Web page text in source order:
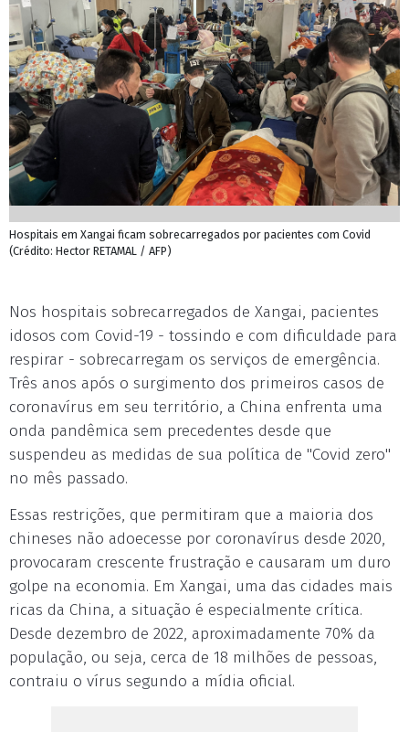
Hospitais em Xangai ficam sobrecarregados por pacientes com Covid
(Crédito: Hector RETAMAL / AFP)
Nos hospitais sobrecarregados de Xangai, pacientes
idosos com Covid-19 - tossindo e com dificuldade para
respirar - sobrecarregam os serviços de emergência.
Três anos após o surgimento dos primeiros casos de
coronavírus em seu território, a China enfrenta uma
onda pandêmica sem precedentes desde que
suspendeu as medidas de sua política de "Covid zero"
no mês passado.
Essas restrições, que permitiram que a maioria dos
chineses não adoecesse por coronavírus desde 2020,
provocaram crescente frustração e causaram um duro
golpe na economia. Em Xangai, uma das cidades mais
ricas da China, a situação é especialmente crítica.
Desde dezembro de 2022, aproximadamente 70% da
população, ou seja, cerca de 18 milhões de pessoas,
contraiu o vírus segundo a mídia oficial.